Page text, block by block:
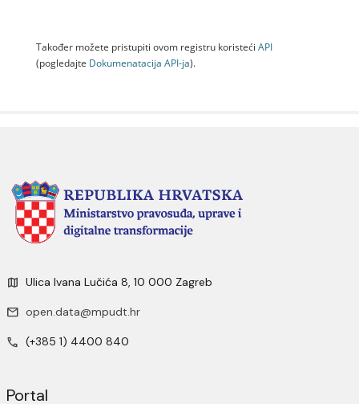
Također možete pristupiti ovom registru koristeći API
(pogledajte Dokumenаtаcijа API-jа).